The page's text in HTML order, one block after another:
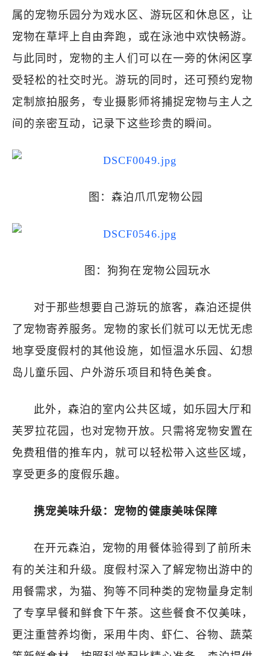
属的宠物乐园分为戏水区、游玩区和休息区，让
宠物在草坪上自由奔跑，或在泳池中欢快畅游。
与此同时，宠物的主人们可以在一旁的休闲区享
受轻松的社交时光。游玩的同时，还可预约宠物
定制旅拍服务，专业摄影师将捕捉宠物与主人之
间的亲密互动，记录下这些珍贵的瞬间。
图：森泊爪爪宠物公园
图：狗狗在宠物公园玩水
对于那些想要自己游玩的旅客，森泊还提供
了宠物寄养服务。宠物的家长们就可以无忧无虑
地享受度假村的其他设施，如恒温水乐园、幻想
岛儿童乐园、户外游乐项目和特色美食。
此外，森泊的室内公共区域，如乐园大厅和
芙罗拉花园，也对宠物开放。只需将宠物安置在
免费租借的推车内，就可以轻松带入这些区域，
享受更多的度假乐趣。
携宠美味升级：宠物的健康美味保障
在开元森泊，宠物的用餐体验得到了前所未
有的关注和升级。度假村深入了解宠物出游中的
用餐需求，为猫、狗等不同种类的宠物量身定制
了专享早餐和鲜食下午茶。这些餐食不仅美味，
更注重营养均衡，采用牛肉、虾仁、谷物、蔬菜